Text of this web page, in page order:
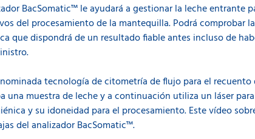
BacSomatic™ le ayudará a gestionar la leche entrante
del procesamiento de la mantequilla. Podrá comprobar
que dispondrá de un resultado fiable antes incluso de
tecnología de citometría de flujo para el recuento
una muestra de leche y a continuación utiliza un láser
y su idoneidad para el procesamiento. Este vídeo
del analizador BacSomatic™.